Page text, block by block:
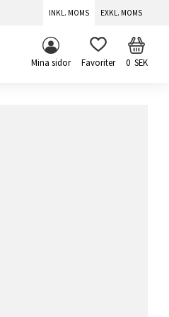
INKL. MOMS EXKL. MOMS
Mina sidor FAVORITER 0SEK